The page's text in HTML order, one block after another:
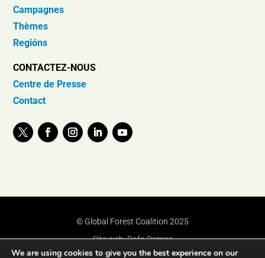
Campagnes
Thèmes
Regións
CONTACTEZ-NOUS
Centre de Presse
Contact
© Global Forest Coalition 2025
Site web:Rafa Ramos
We are using cookies to give you the best experience on our